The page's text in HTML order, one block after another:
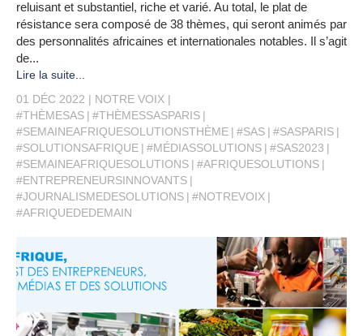
reluisant et substantiel, riche et varié. Au total, le plat de
résistance sera composé de 38 thèmes, qui seront animés par
des personnalités africaines et internationales notables. Il s’agit
de...
Lire la suite...
01 DÉC 2022
NOTRE VOIX
#THÈMESAS
#THÈMESSASPARIS
#SEMAINEAFRIQUESOLUTIONSTHÈME
#SAS
#SASPARIS
#SOLUTIONSAFRIQUE
#MÉDIASSOLUTIONS
#SAS2023
#SEMAINEAFRIQUESOLUTIONS
#AFRIQUESOLUTIONS
#ENTREPRENEURSINNOVANTS
#JOURNALISMEDESOLUTIONS
#NOTREVOIX
#AFRIQUEDEDEMAIN